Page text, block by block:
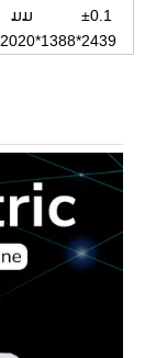
ມມ
±0.1
2020*1388*2439